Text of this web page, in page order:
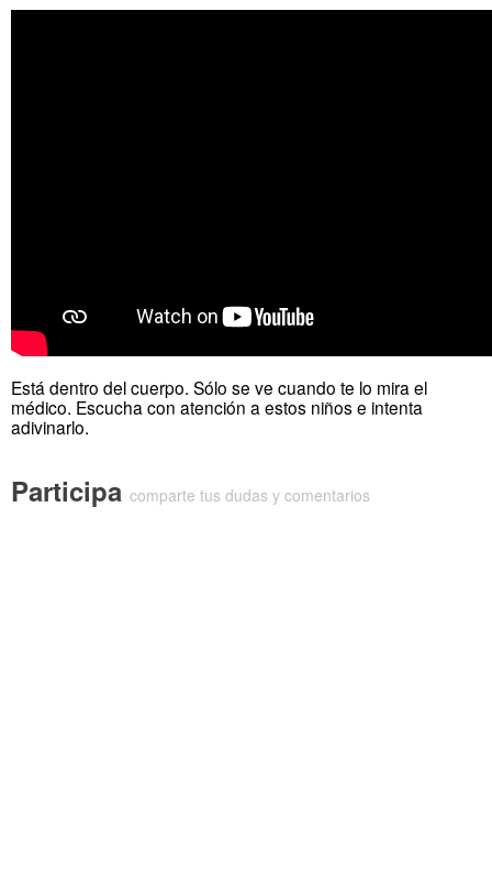
Está dentro del cuerpo. Sólo se ve cuando te lo mira el
médico. Escucha con atención a estos niños e intenta
adivinarlo.
Participa comparte tus dudas y comentarios